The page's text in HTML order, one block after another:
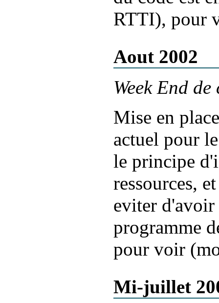
RTTI), pour
Aout 2002
Week End
Mise en
actuel pour
le principe
ressources,
eviter
programme
pour voir
Mi-juillet